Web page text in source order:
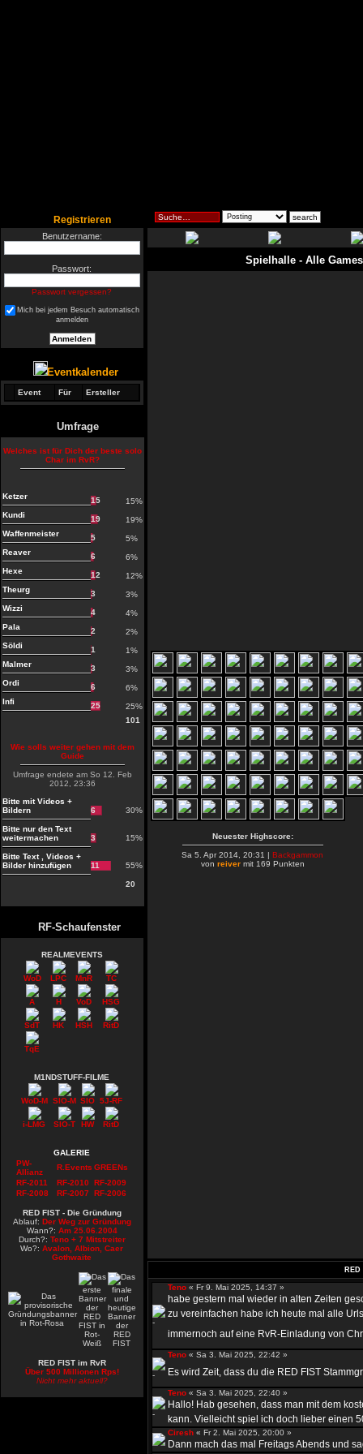
Registrieren
Benutzername:
Passwort:
Passwort vergessen?
Mich bei jedem Besuch automatisch
anmelden
Eventkalender
Event Für Ersteller
Umfrage
Welches ist für Dich der beste solo
Char im RvR?
Ketzer 15
15%
Kundi
19
19%
Waffenmeister
5
5%
Reaver
6
6%
Hexe
12
12%
Theurg
3
3%
Wizzi
4
4%
Pala
2
2%
Söldi
1
1%
Malmer
3
3%
Ordi
6
6%
Infi
25
25%
101
Wie solls weiter gehen mit dem
Guide
Umfrage endete am So 12. Feb
2012, 23:36
Bitte mit Videos +
Bildern
6 30%
Bitte nur den Text
weitermachen
3 15%
Bitte Text , Videos +
Bilder hinzufügen
11 55%
20
RF-Schaufenster
REALMEVENTS
WoD LPC MnR TC
A H VoD HSG
SdT HK HSH RitD
TqE
M1NDSTUFF-FILME
WoD-M SIO-M SIO 5J-RF
i-LMG SIO-T HW RitD
GALERIE
PW-
Allianz
R.Events GREENs
RF-2011
RF-2010 RF-2009
RF-2008
RF-2007 RF-2006
RED FIST - Die Gründung
Ablauf: Der Weg zur Gründung
Wann?: Am 25.06.2004
Durch?: Teno + 7 Mitstreiter
Wo?:Avalon, Albion, Caer
Gothwaite
RED FIST im RvR
Über 500 Millionen Rps!
Nicht mehr aktuell?
Spielhalle - Alle
Neuester Highscore:
Sa 5. Apr 2014, 20:31 |Backgammon
von reiver mit 169 Punkten
Teno « Fr 9. Mai 2025, 14:37 »
habe gestern mal wieder in alten Zeiten
zu vereinfachen habe ich heute mal alle
immernoch auf eine RvR-Einladung von
Teno « Sa 3. Mai 2025, 22:42 »
Es wird Zeit, dass du die RED FIST
Teno « Sa 3. Mai 2025, 22:40 »
Hallo! Hab gesehen, dass man mit dem
kann. Vielleicht spiel ich doch lieber einen
Ciresh « Fr 2. Mai 2025, 20:00 »
Dann mach das mal Freitags Abends und